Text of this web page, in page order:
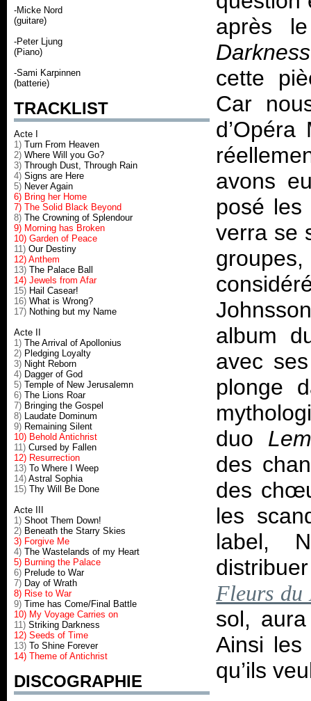
-Micke Nord
(guitare)
-Peter Ljung
(Piano)
-Sami Karpinnen
(batterie)
TRACKLIST
Acte I
1) Turn From Heaven
2) Where Will you Go?
3) Through Dust, Through Rain
4) Signs are Here
5) Never Again
6) Bring her Home
7) The Solid Black Beyond
8) The Crowning of Splendour
9) Morning has Broken
10) Garden of Peace
11) Our Destiny
12) Anthem
13) The Palace Ball
14) Jewels from Afar
15) Hail Casear!
16) What is Wrong?
17) Nothing but my Name
Acte II
1) The Arrival of Apollonius
2) Pledging Loyalty
3) Night Reborn
4) Dagger of God
5) Temple of New Jerusalemn
6) The Lions Roar
7) Bringing the Gospel
8) Laudate Dominum
9) Remaining Silent
10) Behold Antichrist
11) Cursed by Fallen
12) Resurrection
13) To Where I Weep
14) Astral Sophia
15) Thy Will Be Done
Acte III
1) Shoot Them Down!
2) Beneath the Starry Skies
3) Forgive Me
4) The Wastelands of my Heart
5) Burning the Palace
6) Prelude to War
7) Day of Wrath
8) Rise to War
9) Time has Come/Final Battle
10) My Voyage Carries on
11) Striking Darkness
12) Seeds of Time
13) To Shine Forever
14) Theme of Antichrist
DISCOGRAPHIE
après
cette
Car
avons
posé les
verra se
album
avec
plonge
duo
des
des
les
label,
Fleurs du
sol,
Ainsi
qu’ils